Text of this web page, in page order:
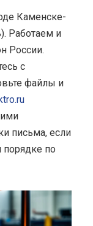
Каменске-
Работаем и
России.
с
файлы и
письма, если
по